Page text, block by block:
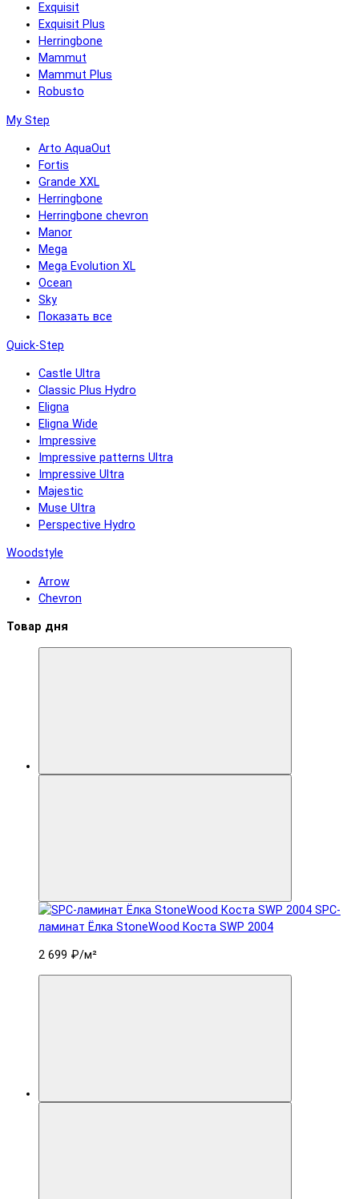
Exquisit
Exquisit Plus
Herringbone
Mammut
Mammut Plus
Robusto
My Step
Arto AquaOut
Fortis
Grande XXL
Herringbone
Herringbone chevron
Manor
Mega
Mega Evolution XL
Ocean
Sky
Показать все
Quick-Step
Castle Ultra
Classic Plus Hydro
Eligna
Eligna Wide
Impressive
Impressive patterns Ultra
Impressive Ultra
Majestic
Muse Ultra
Perspective Hydro
Woodstyle
Arrow
Chevron
Товар дня
SPC-
ламинат Ëлка StoneWood Коста SWP 2004
2 699 ₽/м²